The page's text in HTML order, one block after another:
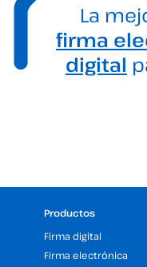
La
firma
digital
Productos
Firma digital
Firma electrónica